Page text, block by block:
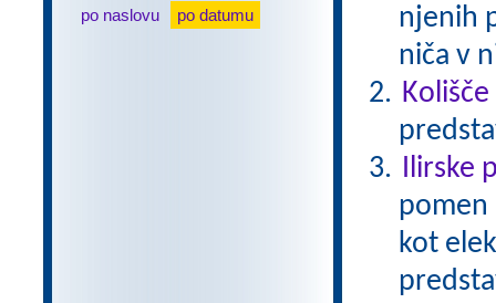
po naslovu
po datumu
njenih
niča v
Ilirske
pomen
kot